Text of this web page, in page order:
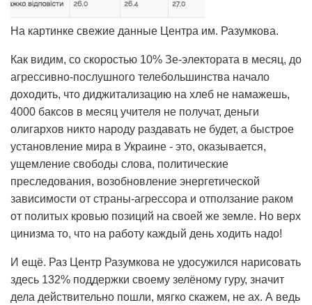
На картинке свежие данные Центра им. Разумкова.
Как видим, со скоростью 10% Зе-электората в месяц, до
агрессивно-послушного телебольшинства начало
доходить, что диджитализацию на хлеб не намажешь,
4000 баксов в месяц учителя не получат, деньги
олигархов никто народу раздавать не будет, а быстрое
установление мира в Украине - это, оказывается,
ущемление свободы слова, политические
преследования, возобновление энергетической
зависимости от страны-агрессора и отползание раком
от политых кровью позиций на своей же земле. Но верх
цинизма то, что на работу каждый день ходить надо!
И ещё. Раз Центр Разумкова не удосужился нарисовать
здесь 132% поддержки своему зелёному гуру, значит
дела действительно пошли, мягко скажем, не ах. А ведь